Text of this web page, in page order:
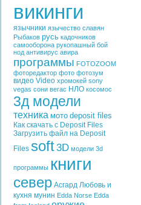
викинги
язычники язычество славян
Рыбаков русь кадочников
самооборона рукопашный бой
нод антивирус авира
программы FOTOZOOM
фоторедактор фото фотозум
видео Video хромокей sony
vegas сони вегас НЛО косомос
3д модели
техника мото deposit files
Как скачать с Deposit Files
Загрузить файл на Deposit
Files soft3D модели 3d
программы книги
север Асгард Любовь и
кухня мунин Edda Norse Edda